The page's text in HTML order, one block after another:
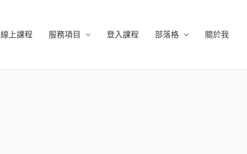
線上課程 服務項目 登入課程 部落格 關於我